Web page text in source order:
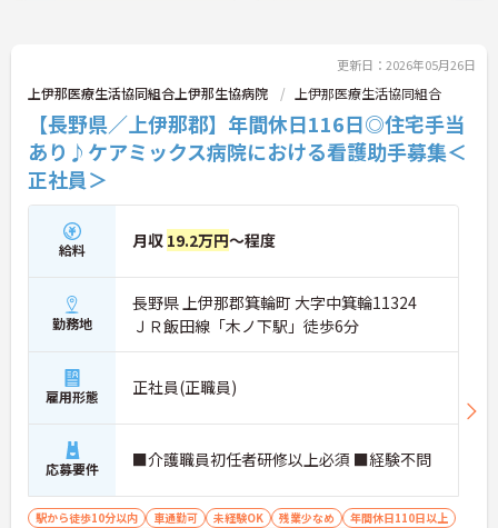
更新日：2026年05月26日
上伊那医療生活協同組合上伊那生協病院 上伊那医療生活協同組合
【長野県／上伊那郡】年間休日116日◎住宅手当
あり♪ケアミックス病院における看護助手募集＜
正社員＞
給料 月収 19.2万円～程度
勤務地
長野県 上伊那郡箕輪町 大字中箕輪11324
ＪＲ飯田線「木ノ下駅」徒歩6分
雇用形態 正社員(正職員)
応募要件 ■介護職員初任者研修以上必須 ■経験不問
駅から徒歩10分以内 車通勤可 未経験OK 残業少なめ
年間休日110日以上